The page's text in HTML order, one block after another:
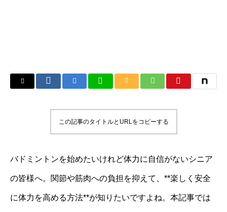
この記事のタイトルとURLをコピーする
バドミントンを始めたいけれど体力に自信がないシニア
の皆様へ。関節や筋肉への負担を抑えて、**楽しく安全
に体力を高める方法**が知りたいですよね。本記事では